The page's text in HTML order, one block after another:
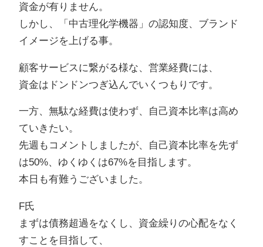
資金が有りません。
しかし、「中古理化学機器」の認知度、ブランド
イメージを上げる事。
顧客サービスに繋がる様な、営業経費には、
資金はドンドンつぎ込んでいくつもりです。
一方、無駄な経費は使わず、自己資本比率は高め
ていきたい。
先週もコメントしましたが、自己資本比率を先ず
は50%、ゆくゆくは67%を目指します。
本日も有難うございました。
F氏
まずは債務超過をなくし、資金繰りの心配をなく
すことを目指して、